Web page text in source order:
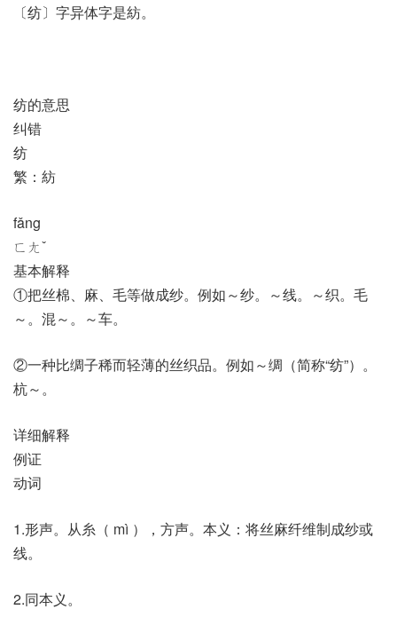
〔纺〕字异体字是紡。
纺的意思
纠错
纺
繁：紡
fǎng
ㄈㄤˇ
基本解释
①把丝棉、麻、毛等做成纱。例如～纱。～线。～织。毛
～。混～。～车。
②一种比绸子稀而轻薄的丝织品。例如～绸（简称“纺”）。
杭～。
详细解释
例证
动词
1.形声。从糸（ mì ），方声。本义：将丝麻纤维制成纱或
线。
2.同本义。